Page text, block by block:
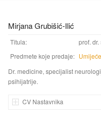
Mirjana Grubišić-Ilić
Titula:
prof. dr.
Predmete koje predaje:
Dr. medicine, specijalist
psihijatrije.
CV Nastavnika